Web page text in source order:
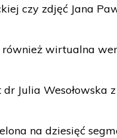
czy zdjęć Jana
wirtualna
Julia Wesołowska
na dziesięć